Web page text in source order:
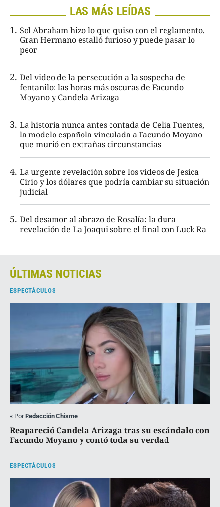
LAS MÁS LEÍDAS
Sol Abraham hizo lo que quiso con el reglamento,
Gran Hermano estalló furioso y puede pasar lo
peor
Del video de la persecución a la sospecha de
fentanilo: las horas más oscuras de Facundo
Moyano y Candela Arizaga
La historia nunca antes contada de Celia Fuentes,
la modelo española vinculada a Facundo Moyano
que murió en extrañas circunstancias
La urgente revelación sobre los videos de Jesica
Cirio y los dólares que podría cambiar su situación
judicial
Del desamor al abrazo de Rosalía: la dura
revelación de La Joaqui sobre el final con Luck Ra
ÚLTIMAS NOTICIAS
ESPECTÁCULOS
« PorRedacción Chisme
Reapareció Candela Arizaga tras su escándalo con
Facundo Moyano y contó toda su verdad
ESPECTÁCULOS